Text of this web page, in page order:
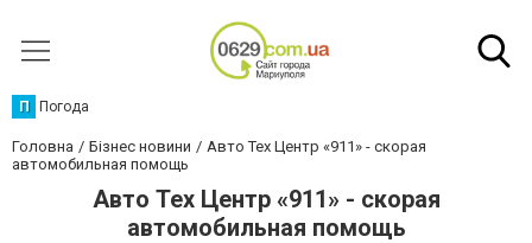
П Погода
Головна Бізнес новини
Авто Тех Центр «911» - скорая
автомобильная помощь
Авто Тех Центр «911» - скорая
автомобильная помощь